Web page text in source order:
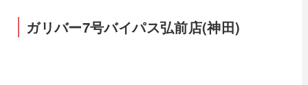
ガリバー7号バイパス弘前店(神田)